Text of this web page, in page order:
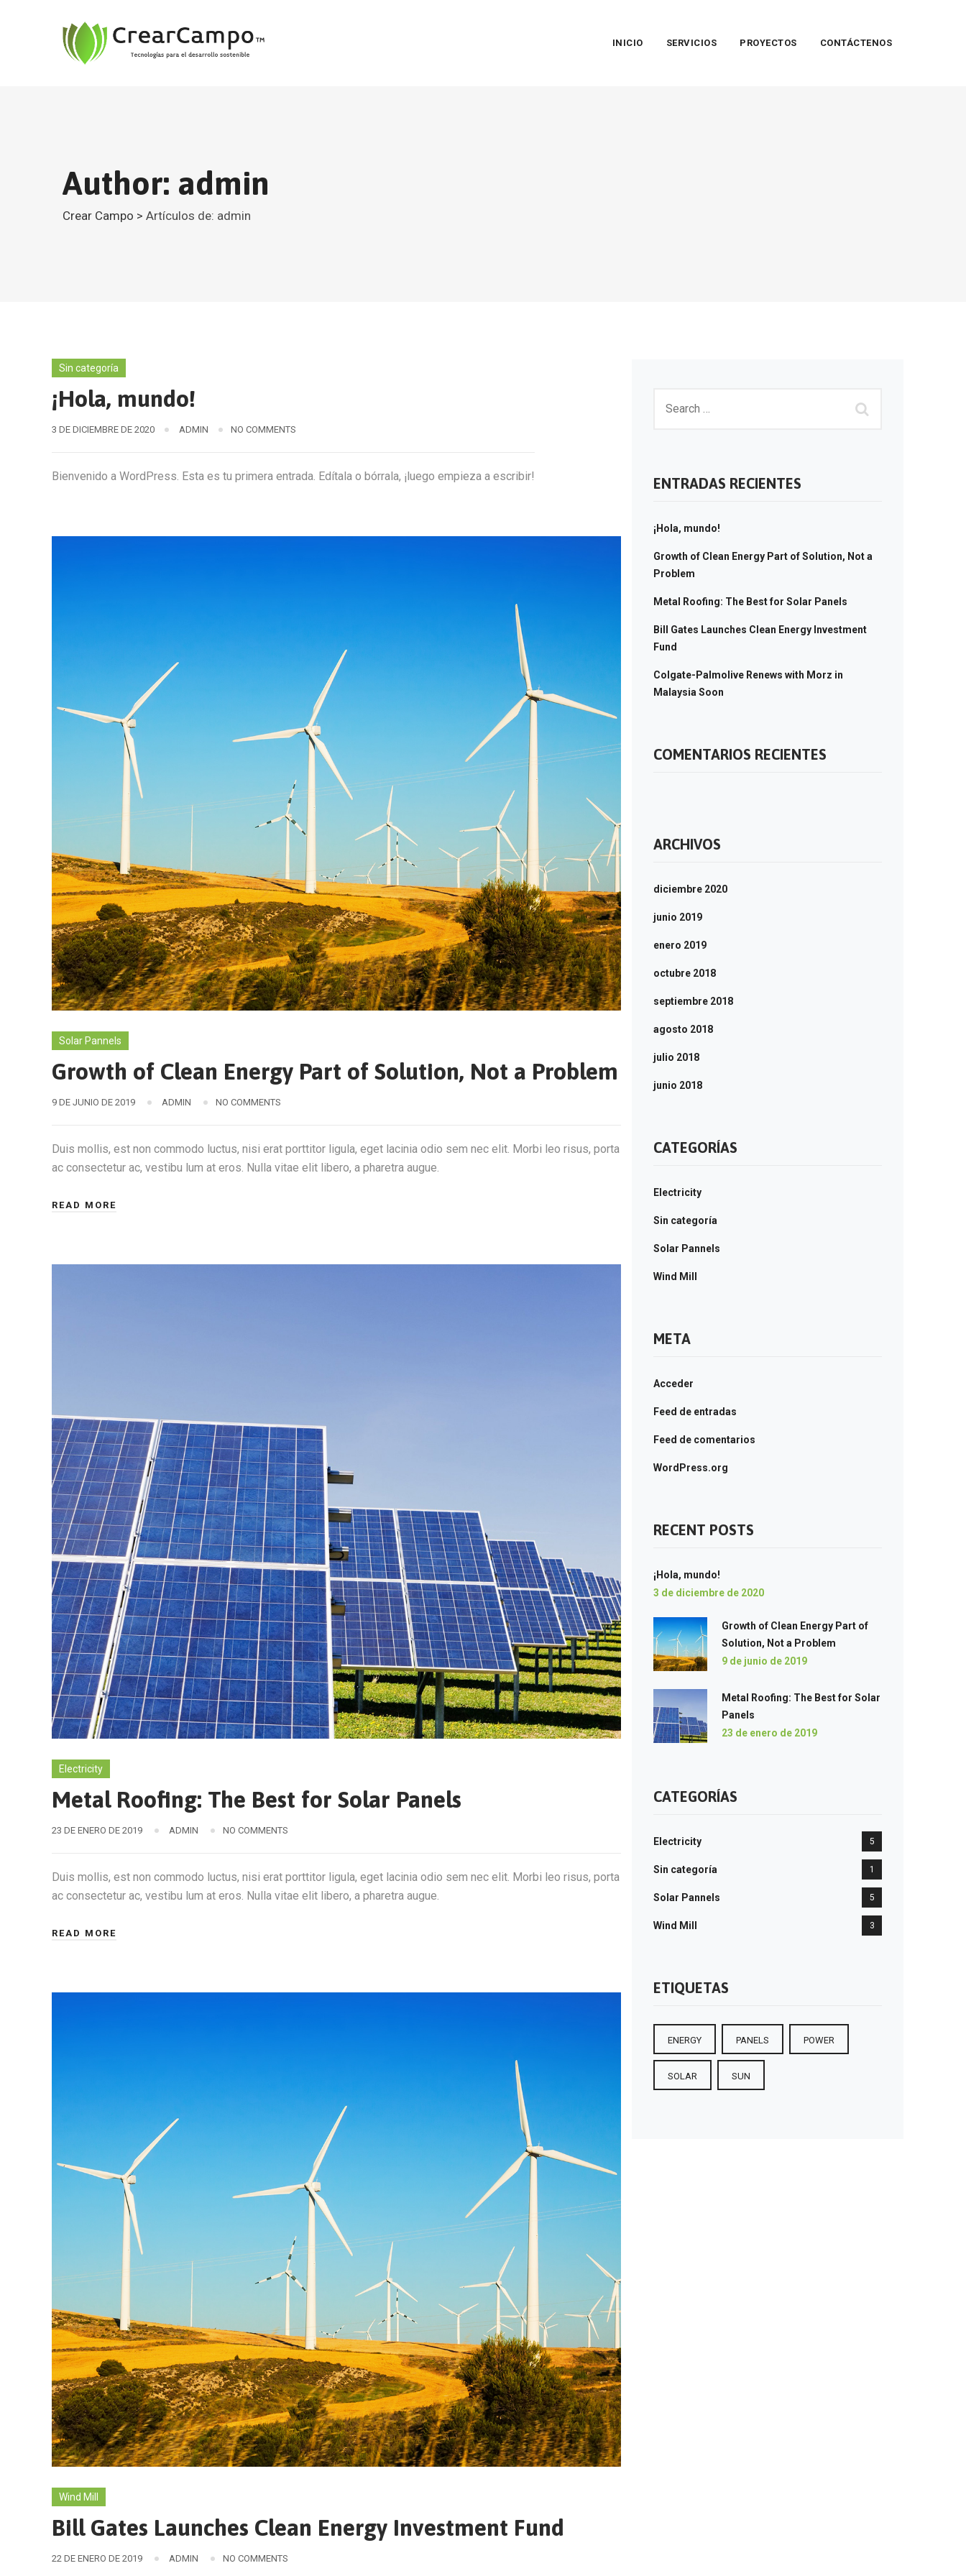
INICIO SERVICIOS PROYECTOS CONTÁCTENOS
Author: admin
Crear Campo > Artículos de: admin
Sin categoría
¡Hola, mundo!
3 DE DICIEMBRE DE 2020 ADMIN NO COMMENTS
Bienvenido a WordPress. Esta es tu primera entrada. Edítala o bórrala, ¡luego empieza a escribir!
Solar Pannels
Growth of Clean Energy Part of Solution, Not a Problem
9 DE JUNIO DE 2019 ADMIN NO COMMENTS
Duis mollis, est non commodo luctus, nisi erat porttitor ligula, eget lacinia odio sem nec elit. Morbi leo risus, porta
ac consectetur ac, vestibu lum at eros. Nulla vitae elit libero, a pharetra augue.
READ MORE
Electricity
Metal Roofing: The Best for Solar Panels
23 DE ENERO DE 2019 ADMIN NO COMMENTS
Duis mollis, est non commodo luctus, nisi erat porttitor ligula, eget lacinia odio sem nec elit. Morbi leo risus, porta
ac consectetur ac, vestibu lum at eros. Nulla vitae elit libero, a pharetra augue.
READ MORE
Wind Mill
Bill Gates Launches Clean Energy Investment Fund
22 DE ENERO DE 2019 ADMIN NO COMMENTS
ENTRADAS RECIENTES
¡Hola, mundo!
Growth of Clean Energy Part of Solution, Not a
Problem
Metal Roofing: The Best for Solar Panels
Bill Gates Launches Clean Energy Investment
Fund
Colgate-Palmolive Renews with Morz in
Malaysia Soon
COMENTARIOS RECIENTES
ARCHIVOS
diciembre 2020
junio 2019
enero 2019
octubre 2018
septiembre 2018
agosto 2018
julio 2018
junio 2018
CATEGORÍAS
Electricity
Sin categoría
Solar Pannels
Wind Mill
META
Acceder
Feed de entradas
Feed de comentarios
WordPress.org
RECENT POSTS
¡Hola, mundo!
3 de diciembre de 2020
Growth of Clean Energy Part of
Solution, Not a Problem
9 de junio de 2019
Metal Roofing: The Best for Solar
Panels
23 de enero de 2019
CATEGORÍAS
Electricity 5
Sin categoría 1
Solar Pannels 5
Wind Mill 3
ETIQUETAS
ENERGY PANELS POWER
SOLAR SUN